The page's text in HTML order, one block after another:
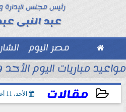
رئيس مجلس الإدارة
عبد النبى
 مصر اليوم
شريف...
مواعيد مباريات اليوم الأحد 9 أغسطس 2026
مقالات الأحد، 11 أغسطس 2024